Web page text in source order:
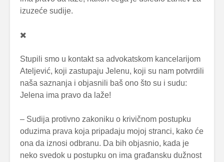
izuzeće sudije.
Stupili smo u kontakt sa advokatskom kancelarijom
Ateljević, koji zastupaju Jelenu, koji su nam potvrdili
naša saznanja i objasnili baš ono što su i sudu:
Jelena ima pravo da laže!
– Sudija protivno zakoniku o krivičnom postupku
oduzima prava koja pripadaju mojoj stranci, kako će
ona da iznosi odbranu. Da bih objasnio, kada je
neko svedok u postupku on ima građansku dužnost